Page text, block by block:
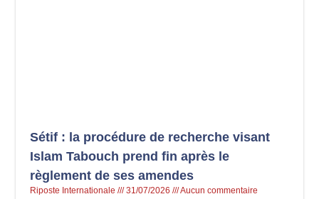
Sétif : la procédure de recherche visant
Islam Tabouch prend fin après le
règlement de ses amendes
Riposte Internationale 31/07/2026 Aucun commentaire